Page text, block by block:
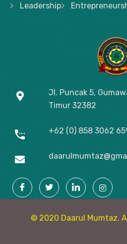
Leadership
Jl. Puncak 5,
Timur 32382
+62 (0) 858 3062
© 2020 Daarul Mumtaz.